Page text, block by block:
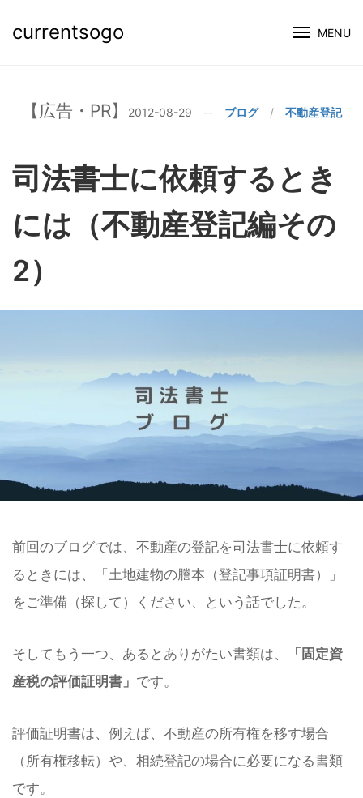
currentsogo MENU
2012-08-29 -- ブログ / 不動産登記
司法書士に依頼するとき
には（不動産登記編その
2）
前回のブログでは、不動産の登記を司法書士に依頼す
るときには、「土地建物の謄本（登記事項証明書）」
をご準備（探して）ください、という話でした。
そしてもう一つ、あるとありがたい書類は、
「固定資
産税の評価証明書」 です。
評価証明書は、例えば、不動産の所有権を移す場合
（所有権移転）や、相続登記の場合に必要になる書類
です。